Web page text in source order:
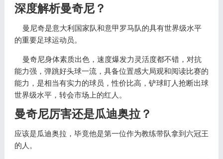
深度解析曼奇尼？
曼尼奇是意大利国家队和意甲罗马队的具有世界级水平
的重要足球运动员。
曼奇尼身体素质出色，速度爆发力灵活度都不错，对抗
能力强，弹跳好头球一流，具备位置感大局观和阅读比赛的
能力，是相当有实力的球员，性价比高，铲球盯人抢断出球
世界级水平，转会市场上的红人。
曼奇尼厉害还是瓜迪奥拉？
应该是瓜迪奥拉，毕竟他是第一位作为教练带队拿到六冠王
的人。